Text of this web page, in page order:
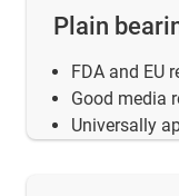
Plain
FDA and EU
Good media
Universally